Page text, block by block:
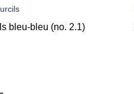
bleu-bleu (no. 2.1)